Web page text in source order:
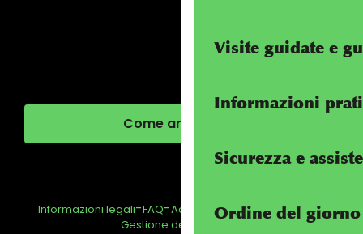
Visite guidate e
Informazioni
Sicurezza e
Ordine del giorno
Come arrivare?
Informazioni legali-FAQ-Accessibilità: non conforme-
Gestione del consenso